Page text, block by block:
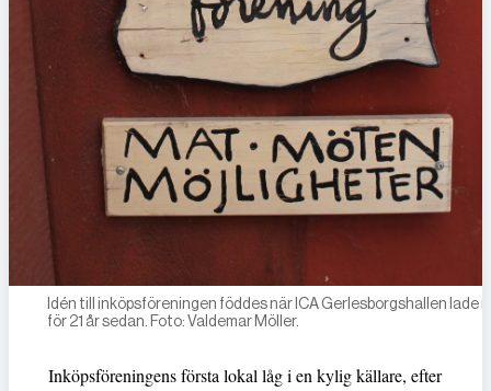
Idén till inköpsföreningen föddes när ICA Gerlesborgshallen lade
för 21 år sedan. Foto: Valdemar Möller.
Inköpsföreningens första lokal låg i en kylig källare, efter